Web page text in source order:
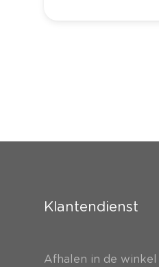
Klantendienst
Afhalen in de winkel